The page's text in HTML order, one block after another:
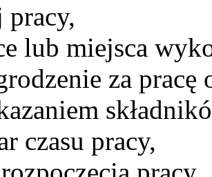
pracy,
lub miejsca
za
czasu pracy,